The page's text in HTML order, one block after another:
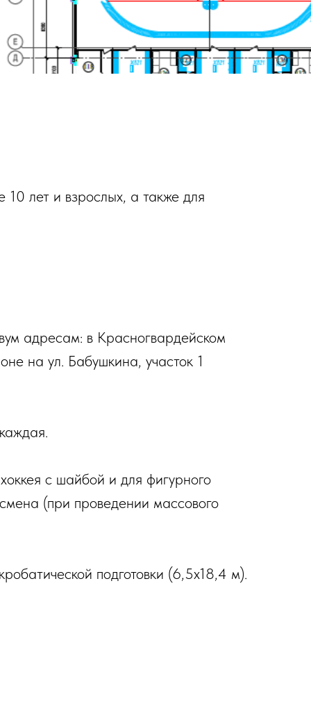
лет и взрослых, а также для
адресам: в Красногвардейском
на ул. Бабушкина, участок 1
с шайбой и для фигурного
(при проведении массового
подготовки (6,5х18,4 м).